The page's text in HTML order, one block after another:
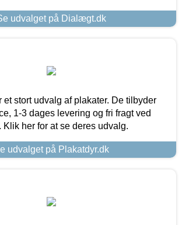
udvalget på Dialægt.dk
et stort udvalg af plakater. De tilbyder
1-3 dages levering og fri fragt ved
Klik her for at se deres udvalg.
udvalget på Plakatdyr.dk